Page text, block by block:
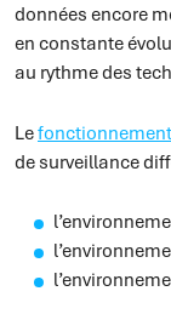
données encore
en constante
au rythme des
Lefonctionnement
de surveillance